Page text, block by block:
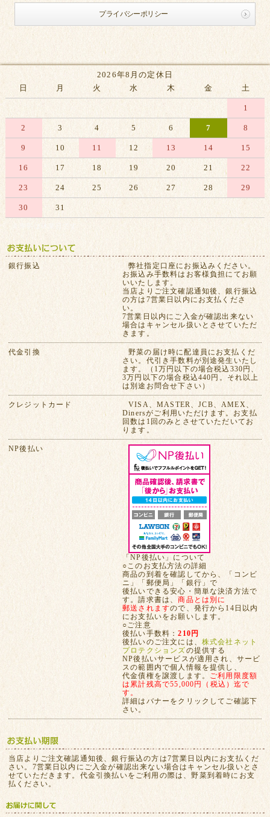
プライバシーポリシー
2026年8月の定休日
日
月 火 水 木 金 土
1
2 3 4 5 6 7 8
9 10 11 12 13 14 15
16 17 18 19 20 21 22
23 24 25 26 27 28 29
30 31
※赤字は休業日です
銀行振込
弊社指定口座にお振込みください。
お振込み手数料はお客様負担にてお願
いいたします。
当店よりご注文確認通知後、銀行振込
の方は7営業日以内にお支払くださ
い。
7営業日以内にご入金が確認出来ない
場合はキャンセル扱いとさせていただ
きます。
代金引換
野菜の届け時に配達員にお支払くだ
さい。代引き手数料が別途発生いたし
ます。（1万円以下の場合税込330円、
3万円以下の場合税込440円。それ以上
は別途お問合せ下さい）
クレジットカード
VISA、MASTER、JCB、AMEX、
Dinersがご利用いただけます。お支払
回数は1回のみとさせていただいてお
ります。
NP後払い
「NP後払い」について
○このお支払方法の詳細
商品の到着を確認してから、「コンビ
ニ」「郵便局」「銀行」で
後払いできる安心・簡単な決済方法で
す。請求書は、商品とは別に
郵送されますので、発行から14日以内
にお支払いをお願いします。
○ご注意
後払い手数料：210円
後払いのご注文には、 株式会社ネット
プロテクションズの提供する
NP後払いサービスが適用され、サービ
スの範囲内で個人情報を提供し、
代金債権を譲渡します。 ご利用限度額
は累計残高で55,000円（税込）迄で
す。
詳細はバナーをクリックしてご確認下
さい。
当店よりご注文確認通知後、銀行振込の方は7営業日以内にお支払くだ
さい。7営業日以内にご入金が確認出来ない場合はキャンセル扱いとさ
せていただきます。代金引換払いをご利用の際は、野菜到着時にお支
払ください。